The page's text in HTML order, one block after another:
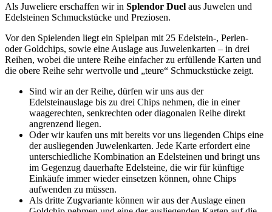
Als Juweliere erschaffen wir in Splendor Duel aus Juwelen und
Edelsteinen Schmuckstücke und Preziosen.
Vor den Spielenden liegt ein Spielpan mit 25 Edelstein-, Perlen-
oder Goldchips, sowie eine Auslage aus Juwelenkarten – in drei
Reihen, wobei die untere Reihe einfacher zu erfüllende Karten und
die obere Reihe sehr wertvolle und „teure“ Schmuckstücke zeigt.
Sind wir an der Reihe, dürfen wir uns aus der
Edelsteinauslage bis zu drei Chips nehmen, die in einer
waagerechten, senkrechten oder diagonalen Reihe direkt
angrenzend liegen.
Oder wir kaufen uns mit bereits vor uns liegenden Chips eine
der ausliegenden Juwelenkarten. Jede Karte erfordert eine
unterschiedliche Kombination an Edelsteinen und bringt uns
im Gegenzug dauerhafte Edelsteine, die wir für künftige
Einkäufe immer wieder einsetzen können, ohne Chips
aufwenden zu müssen.
Als dritte Zugvariante können wir aus der Auslage einen